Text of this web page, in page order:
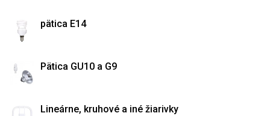
pätica E14
Pätica GU10 a G9
Lineárne, kruhové a iné žiarivky